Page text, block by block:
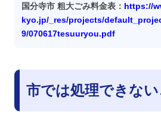
国分寺市 粗大ごみ料金表： https://
kyo.jp/_res/projects/
9/070617tesuuryou.pdf
市では処理できな